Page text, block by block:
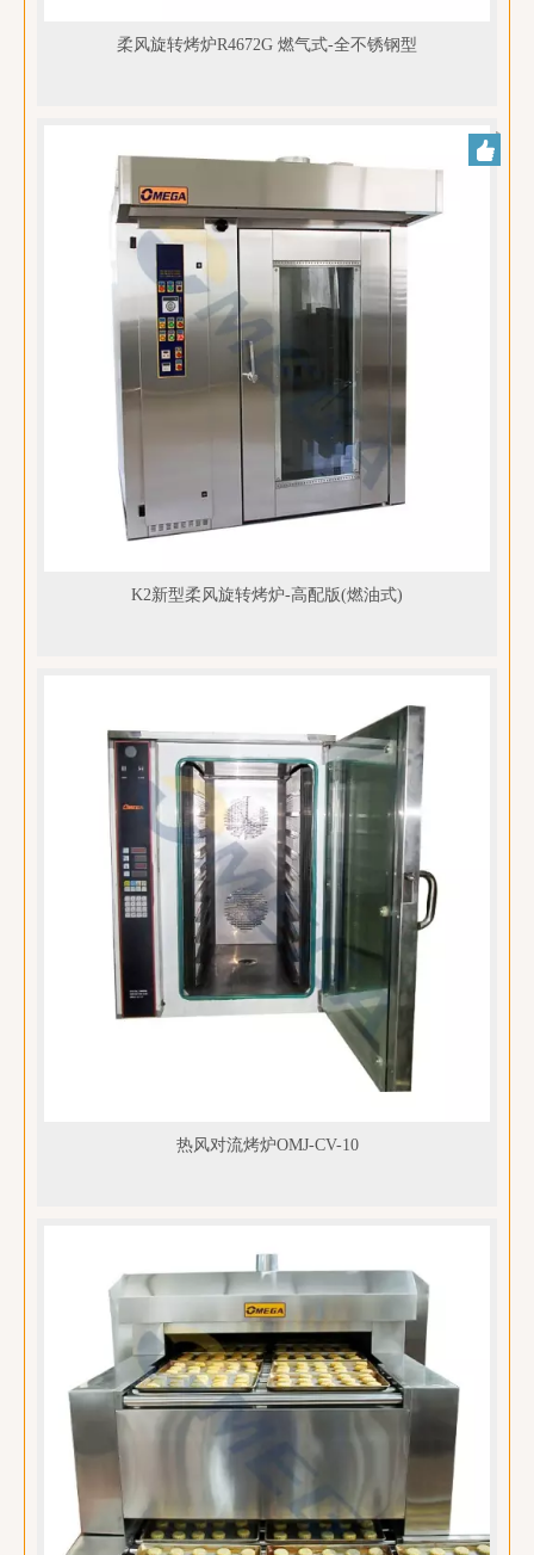
柔风旋转烤炉R4672G 燃气式-全不锈钢型
K2新型柔风旋转烤炉-高配版(燃油式)
热风对流烤炉OMJ-CV-10